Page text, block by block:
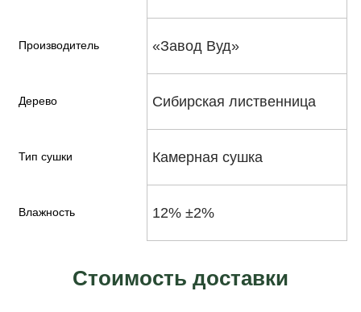
Производитель «Завод Вуд»
Дерево Сибирская лиственница
Тип сушки Камерная сушка
Влажность 12% ±2%
Стоимость доставки